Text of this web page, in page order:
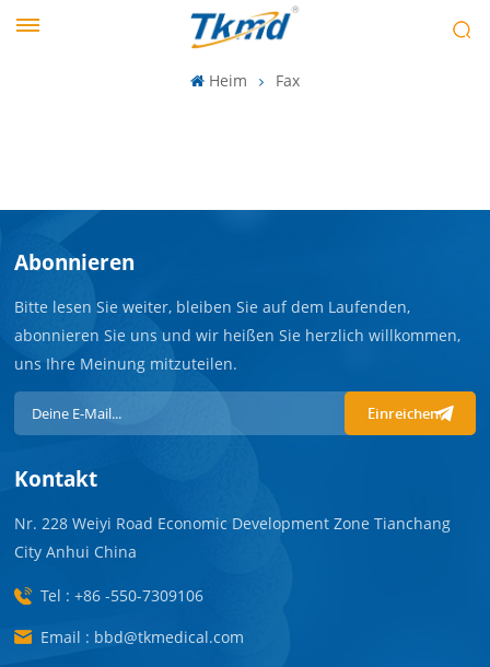
Heim Fax
Abonnieren
Bitte lesen Sie weiter, bleiben Sie auf dem Laufenden,
abonnieren Sie uns und wir heißen Sie herzlich willkommen,
uns Ihre Meinung mitzuteilen.
Einreichen
Kontakt
Nr. 228 Weiyi Road Economic Development Zone Tianchang
City Anhui China
Tel : +86 -550-7309106
Email : bbd@tkmedical.com